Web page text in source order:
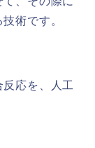
術です。
応を、人工